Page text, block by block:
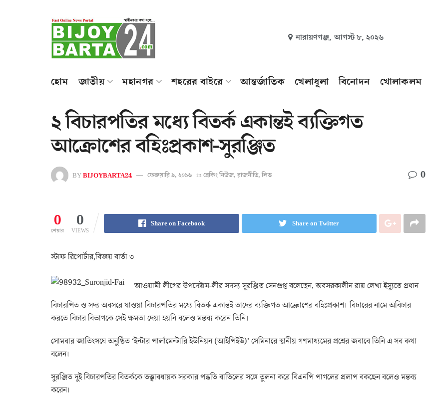
নারায়ণগঞ্জ, আগস্ট ৮, ২০২৬
হোম জাতীয় মহানগর শহরের বাইরে আন্তর্জাতিক খেলাধূলা বিনোদন খোলাকলম
২ বিচারপতির মধ্যে বিতর্ক একান্তই ব্যক্তিগত
আক্রোশের বহিঃপ্রকাশ-সুরঞ্জিত
BYBIJOYBARTA24 ফেব্রুয়ারি ৯, ২০১৬ in ব্রেকিং নিউজ, রাজনীতি, লিড 0
0
শেয়ার
0
VIEWS
Share on Facebook Share on Twitter
স্টাফ রিপোর্টার,বিজয় বার্তা ৩
আওয়ামী লীগের উপদেষ্টাম-লীর সদস্য সুরঞ্জিত সেনগুপ্ত বলেছেন, অবসরকালীন রায় লেখা ইস্যুতে প্রধান
বিচারপিত ও সদ্য অবসরে যাওয়া বিচারপতির মধ্যে বিতর্ক একান্তই তাদের ব্যক্তিগত আক্রোশের বহিঃপ্রকাশ। বিচারের নামে অবিচার
করতে বিচার বিভাগকে সেই ক্ষমতা দেয়া হয়নি বলেও মন্তব্য করেন তিনি।
সোমবার জাতিংসঘে অনুষ্ঠিত ‘ইন্টার পার্লামেন্টারি ইউনিয়ন (আইপিইউ)’ সেমিনারে স্থানীয় গণমাধ্যমের প্রশ্নের জবাবে তিনি এ সব কথা
বলেন।
সুরঞ্জিত দুই বিচারপতির বিতর্ককে তত্ত্বাবধায়ক সরকার পদ্ধতি বাতিলের সঙ্গে তুলনা করে বিএনপি পাগলের প্রলাপ বকছেন বলেও মন্তব্য
করেন।